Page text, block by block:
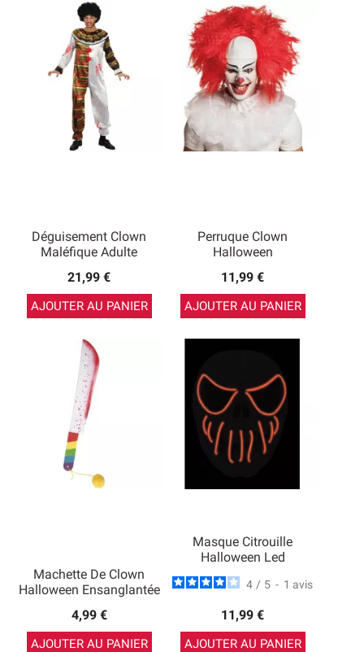
Déguisement Clown
Maléfique Adulte
21,99 €
AJOUTER AU PANIER
Perruque Clown
Halloween
11,99 €
AJOUTER AU PANIER
Machette De Clown
Halloween Ensanglantée
4,99 €
AJOUTER AU PANIER
Masque Citrouille
Halloween Led
4 / 5 - 1 avis
11,99 €
AJOUTER AU PANIER